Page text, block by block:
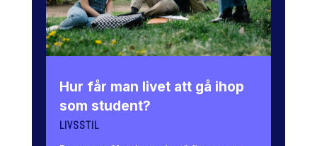
Hur får man livet att gå ihop
som student?
LIVSSTIL